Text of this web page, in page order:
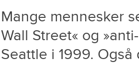
Mange mennesker
Wall Street« og
Seattle i 1999.